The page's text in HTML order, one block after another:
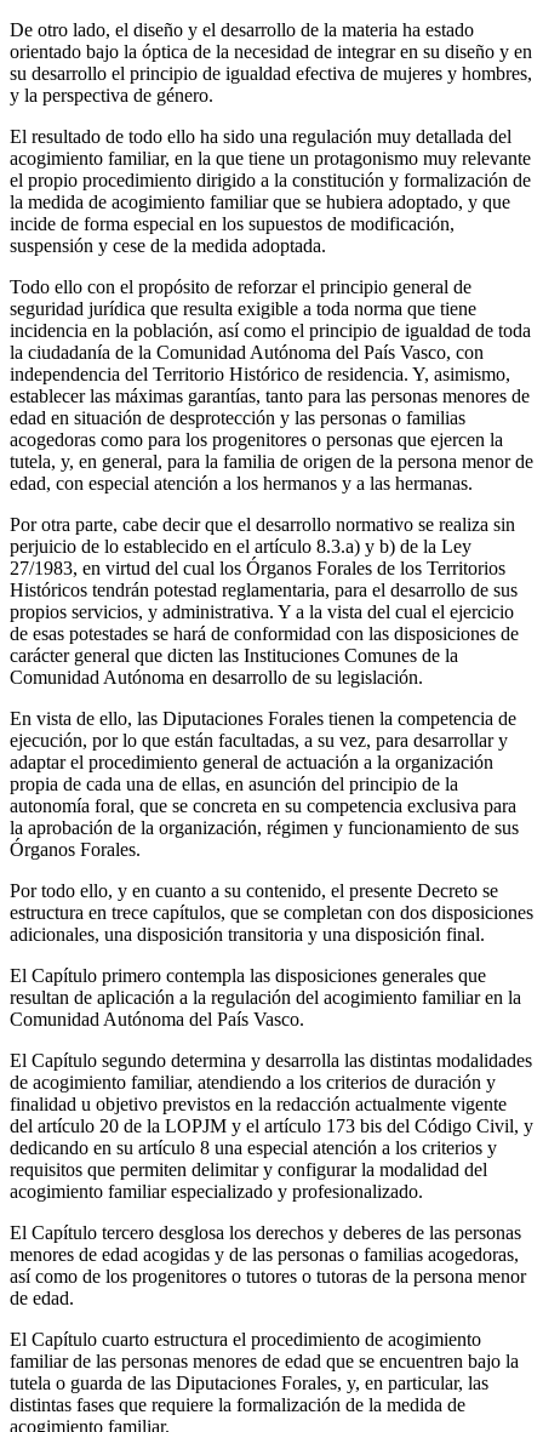
De otro lado, el diseño y el desarrollo de la materia ha estado
orientado bajo la óptica de la necesidad de integrar en su diseño y en
su desarrollo el principio de igualdad efectiva de mujeres y hombres,
y la perspectiva de género.
El resultado de todo ello ha sido una regulación muy detallada del
acogimiento familiar, en la que tiene un protagonismo muy relevante
el propio procedimiento dirigido a la constitución y formalización de
la medida de acogimiento familiar que se hubiera adoptado, y que
incide de forma especial en los supuestos de modificación,
suspensión y cese de la medida adoptada.
Todo ello con el propósito de reforzar el principio general de
seguridad jurídica que resulta exigible a toda norma que tiene
incidencia en la población, así como el principio de igualdad de toda
la ciudadanía de la Comunidad Autónoma del País Vasco, con
independencia del Territorio Histórico de residencia. Y, asimismo,
establecer las máximas garantías, tanto para las personas menores de
edad en situación de desprotección y las personas o familias
acogedoras como para los progenitores o personas que ejercen la
tutela, y, en general, para la familia de origen de la persona menor de
edad, con especial atención a los hermanos y a las hermanas.
Por otra parte, cabe decir que el desarrollo normativo se realiza sin
perjuicio de lo establecido en el artículo 8.3.a) y b) de la Ley
27/1983, en virtud del cual los Órganos Forales de los Territorios
Históricos tendrán potestad reglamentaria, para el desarrollo de sus
propios servicios, y administrativa. Y a la vista del cual el ejercicio
de esas potestades se hará de conformidad con las disposiciones de
carácter general que dicten las Instituciones Comunes de la
Comunidad Autónoma en desarrollo de su legislación.
En vista de ello, las Diputaciones Forales tienen la competencia de
ejecución, por lo que están facultadas, a su vez, para desarrollar y
adaptar el procedimiento general de actuación a la organización
propia de cada una de ellas, en asunción del principio de la
autonomía foral, que se concreta en su competencia exclusiva para
la aprobación de la organización, régimen y funcionamiento de sus
Órganos Forales.
Por todo ello, y en cuanto a su contenido, el presente Decreto se
estructura en trece capítulos, que se completan con dos disposiciones
adicionales, una disposición transitoria y una disposición final.
El Capítulo primero contempla las disposiciones generales que
resultan de aplicación a la regulación del acogimiento familiar en la
Comunidad Autónoma del País Vasco.
El Capítulo segundo determina y desarrolla las distintas modalidades
de acogimiento familiar, atendiendo a los criterios de duración y
finalidad u objetivo previstos en la redacción actualmente vigente
del artículo 20 de la LOPJM y el artículo 173 bis del Código Civil, y
dedicando en su artículo 8 una especial atención a los criterios y
requisitos que permiten delimitar y configurar la modalidad del
acogimiento familiar especializado y profesionalizado.
El Capítulo tercero desglosa los derechos y deberes de las personas
menores de edad acogidas y de las personas o familias acogedoras,
así como de los progenitores o tutores o tutoras de la persona menor
de edad.
El Capítulo cuarto estructura el procedimiento de acogimiento
familiar de las personas menores de edad que se encuentren bajo la
tutela o guarda de las Diputaciones Forales, y, en particular, las
distintas fases que requiere la formalización de la medida de
acogimiento familiar.